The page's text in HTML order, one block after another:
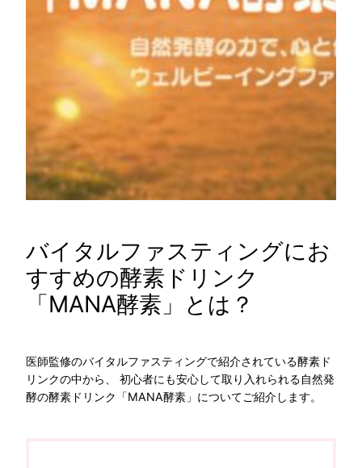
バイタルファスティングにお
すすめの酵素ドリンク
「MANA酵素」とは？
医師監修のバイタルファスティングで紹介されている酵素ド
リンクの中から、 初心者にも安心して取り入れられる自然発
酵の酵素ドリンク「MANA酵素」についてご紹介します。